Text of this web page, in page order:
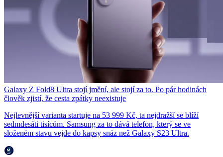
Galaxy Z Fold8 Ultra stojí jmění, ale stojí za to. Po pár hodinách
člověk zjistí, že cesta zpátky neexistuje
Nejlevnější varianta startuje na 53 999 Kč, ta nejdražší se blíží
sedmdesáti tisícům. Samsung za to dává telefon, který se ve
složeném stavu vejde do kapsy snáz než Galaxy S23 Ultra.